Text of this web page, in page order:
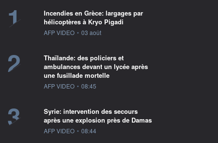
1
Incendies en Grèce: largages par
hélicoptères à Kryo Pigadi
information fournie par
AFP VIDEO • 03 août
2
Thaïlande: des policiers et
ambulances devant un lycée après
une fusillade mortelle
information fournie par
AFP VIDEO • 08:45
3
Syrie: intervention des secours
après une explosion près de Damas
information fournie par
AFP VIDEO • 08:44